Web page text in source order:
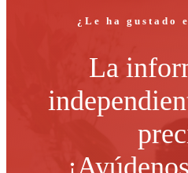
¿Le ha gustado
La